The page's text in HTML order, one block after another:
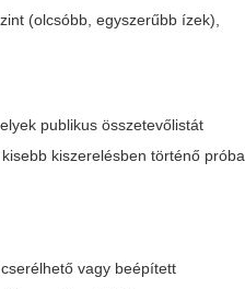
(olcsóbb, egyszerűbb ízek),
publikus összetevőlistát
kiszerelésben történő próba
vagy beépített